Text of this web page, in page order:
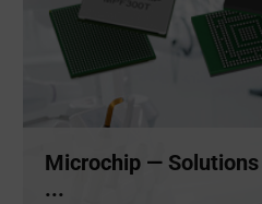
Microchip —
...